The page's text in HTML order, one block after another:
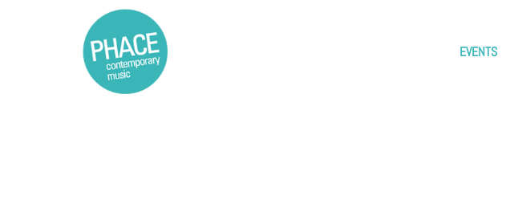
EVENTS